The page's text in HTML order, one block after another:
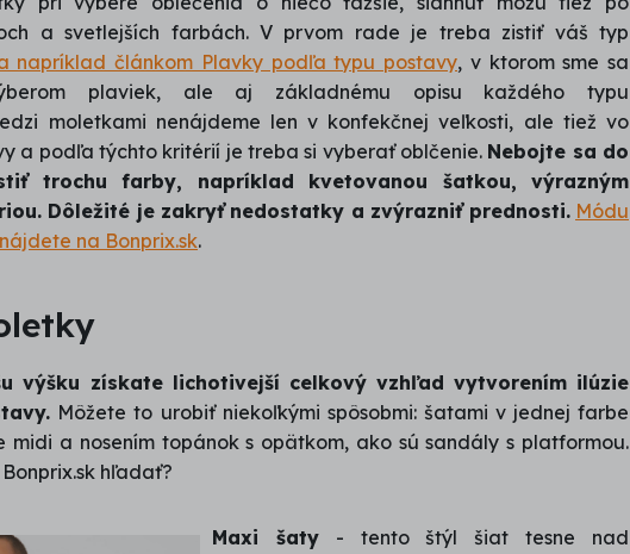
a svetlejších farbách. V prvom rade je treba zistiť váš typ
napríklad článkom Plavky podľa typu postavy, v ktorom sme sa
plaviek, ale aj základnému opisu každého typu
moletkami nenájdeme len v konfekčnej veľkosti, ale tiež vo
a podľa týchto kritérií je treba si vyberať oblčenie. Nebojte sa do
trochu farby, napríklad kvetovanou šatkou, výrazným
Dôležité je zakryť nedostatky a zvýrazniť prednosti. Módu
na Bonprix.sk.
výšku získate lichotivejší celkový vzhľad vytvorením ilúzie
Môžete to urobiť niekoľkými spôsobmi: šatami v jednej farbe
midi a nosením topánok s opätkom, ako sú sandály s platformou.
hľadať?
Maxi šaty- tento štýl šiat tesne nad